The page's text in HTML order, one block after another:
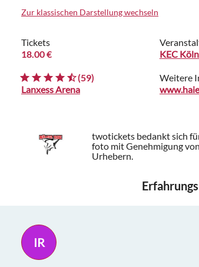
Zur klassischen Darstellung wechseln
Tickets
18.00 €
(59)
Lanxess Arena
KEC
Weitere
twotickets bedankt sich
foto mit Genehmigung
Urhebern.
IR